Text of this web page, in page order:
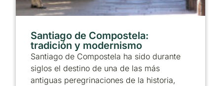
Santiago de Compostela:
tradición y modernismo
Santiago de Compostela ha sido durante
siglos el destino de una de las más
antiguas peregrinaciones de la historia,